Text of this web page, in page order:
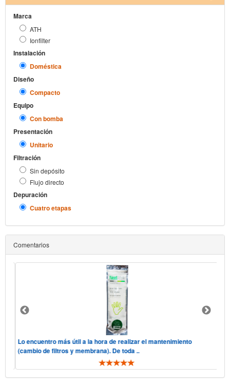
Marca
ATH
Ionfilter
Instalación
Doméstica
Diseño
Compacto
Equipo
Con bomba
Presentación
Unitario
Filtración
Sin depósito
Flujo directo
Depuración
Cuatro etapas
Comentarios
Lo encuentro más útil a la hora de realizar el mantenimiento
(cambio de filtros y membrana). De toda ..